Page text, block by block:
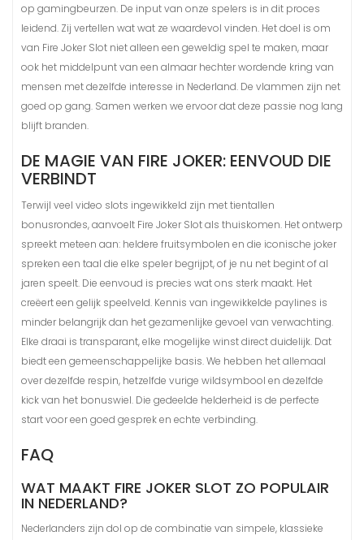
op gamingbeurzen. De input van onze spelers is in dit proces
leidend. Zij vertellen wat wat ze waardevol vinden. Het doel is om
van Fire Joker Slot niet alleen een geweldig spel te maken, maar
ook het middelpunt van een almaar hechter wordende kring van
mensen met dezelfde interesse in Nederland. De vlammen zijn net
goed op gang. Samen werken we ervoor dat deze passie nog lang
blijft branden.
DE MAGIE VAN FIRE JOKER: EENVOUD DIE
VERBINDT
Terwijl veel video slots ingewikkeld zijn met tientallen
bonusrondes, aanvoelt Fire Joker Slot als thuiskomen. Het ontwerp
spreekt meteen aan: heldere fruitsymbolen en die iconische joker
spreken een taal die elke speler begrijpt, of je nu net begint of al
jaren speelt. Die eenvoud is precies wat ons sterk maakt. Het
creëert een gelijk speelveld. Kennis van ingewikkelde paylines is
minder belangrijk dan het gezamenlijke gevoel van verwachting.
Elke draai is transparant, elke mogelijke winst direct duidelijk. Dat
biedt een gemeenschappelijke basis. We hebben het allemaal
over dezelfde respin, hetzelfde vurige wildsymbool en dezelfde
kick van het bonuswiel. Die gedeelde helderheid is de perfecte
start voor een goed gesprek en echte verbinding.
FAQ
WAT MAAKT FIRE JOKER SLOT ZO POPULAIR
IN NEDERLAND?
Nederlanders zijn dol op de combinatie van simpele, klassieke